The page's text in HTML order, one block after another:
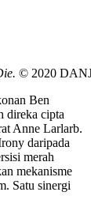
© 2020
Ben
direka cipta
Anne Larlarb.
daripada
merah
mekanisme
Satu sinergi